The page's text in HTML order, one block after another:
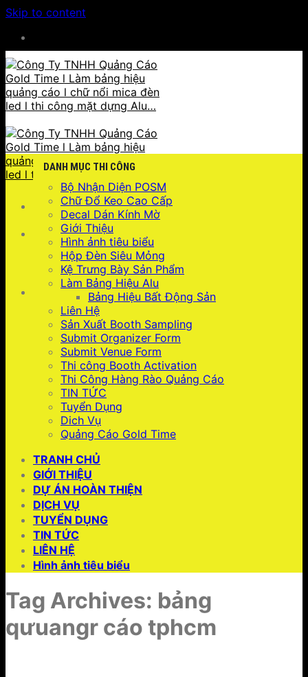
Skip to content
096 7749 223
DANH MỤC THI CÔNG
Bộ Nhận Diện POSM
Chữ Đổ Keo Cao Cấp
Decal Dán Kính Mờ
Giới Thiệu
Hình ảnh tiêu biểu
Hộp Đèn Siêu Mỏng
Kệ Trưng Bày Sản Phẩm
Làm Bảng Hiệu Alu
Bảng Hiệu Bất Động Sản
Liên Hệ
Sản Xuất Booth Sampling
Submit Organizer Form
Submit Venue Form
Thi công Booth Activation
Thi Công Hàng Rào Quảng Cáo
TIN TỨC
Tuyển Dụng
Dich Vụ
Quảng Cáo Gold Time
TRANH CHỦ
GIỚI THIỆU
DỰ ÁN HOÀN THIỆN
DỊCH VỤ
TUYỂN DỤNG
TIN TỨC
LIÊN HỆ
Hình ảnh tiêu biểu
Tag Archives: bảng
qưuangr cáo tphcm